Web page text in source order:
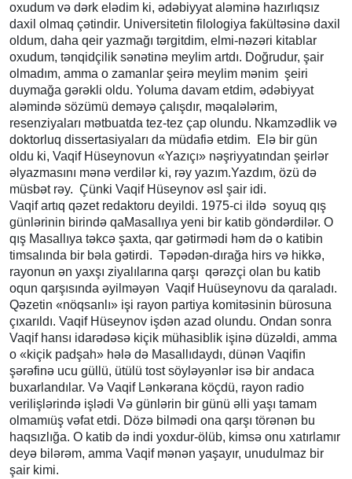
oxudum və dərk elədim ki, ədəbiyyat aləminə hazırlıqsız
daxil olmaq çətindir. Universitetin filologiya fakültəsinə daxil
oldum, daha qeir yazmağı tərgitdim, elmi-nəzəri kitablar
oxudum, tənqidçilik sənətinə meylim artdı. Doğrudur, şair
olmadım, amma o zamanlar şeirə meylim mənim şeiri
duymağa gərəkli oldu. Yoluma davam etdim, ədəbiyyat
aləmində sözümü deməyə çalışdır, məqalələrim,
resenziyaları mətbuatda tez-tez çap olundu. Nkamzədlik və
doktorluq dissertasiyaları da müdafiə etdim. Elə bir gün
oldu ki, Vaqif Hüseynovun «Yazıçı» nəşriyyatından şeirlər
əlyazmasını mənə verdilər ki, rəy yazım.Yazdım, özü də
müsbət rəy. Çünki Vaqif Hüseynov əsl şair idi.
Vaqif artıq qəzet redaktoru deyildi. 1975-ci ildə soyuq qış
günlərinin birində qaMasallıya yeni bir katib göndərdilər. O
qış Masallıya təkcə şaxta, qar gətirmədi həm də o katibin
timsalında bir bəla gətirdi. Təpədən-dırağa hirs və hikkə,
rayonun ən yaxşı ziyalılarına qarşı qərəzçi olan bu katib
oqun qarşısında əyilməyən Vaqif Huüseynovu da qaraladı.
Qəzetin «nöqsanlı» işi rayon partiya komitəsinin bürosuna
çıxarıldı. Vaqif Hüseynov işdən azad olundu. Ondan sonra
Vaqif hansı idarədəsə kiçik mühasiblik işinə düzəldi, amma
o «kiçik padşah» hələ də Masallıdaydı, dünən Vaqifin
şərəfinə ucu güllü, ütülü tost söyləyənlər isə bir andaca
buxarlandılar. Və Vaqif Lənkərana köçdü, rayon radio
verilişlərində işlədi Və günlərin bir günü əlli yaşı tamam
olmamıüş vəfat etdi. Dözə bilmədi ona qarşı törənən bu
haqsızlığa. O katib də indi yoxdur-ölüb, kimsə onu xatırlamır
deyə bilərəm, amma Vaqif mənən yaşayır, unudulmaz bir
şair kimi.